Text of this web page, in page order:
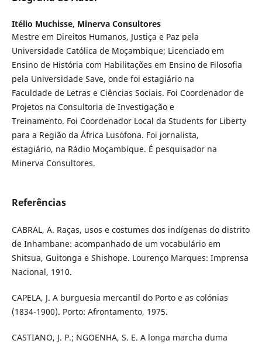
Itélio Muchisse, Minerva Consultores
Mestre em Direitos Humanos, Justiça e Paz pela
Universidade Católica de Moçambique; Licenciado em
Ensino de História com Habilitações em Ensino de Filosofia
pela Universidade Save, onde foi estagiário na
Faculdade de Letras e Ciências Sociais. Foi Coordenador de
Projetos na Consultoria de Investigação e
Treinamento. Foi Coordenador Local da Students for Liberty
para a Região da África Lusófona. Foi jornalista,
estagiário, na Rádio Moçambique. É pesquisador na
Minerva Consultores.
Referências
CABRAL, A. Raças, usos e costumes dos indígenas do distrito
de Inhambane: acompanhado de um vocabulário em
Shitsua, Guitonga e Shishope. Lourenço Marques: Imprensa
Nacional, 1910.
CAPELA, J. A burguesia mercantil do Porto e as colónias
(1834-1900). Porto: Afrontamento, 1975.
CASTIANO, J. P.; NGOENHA, S. E. A longa marcha duma